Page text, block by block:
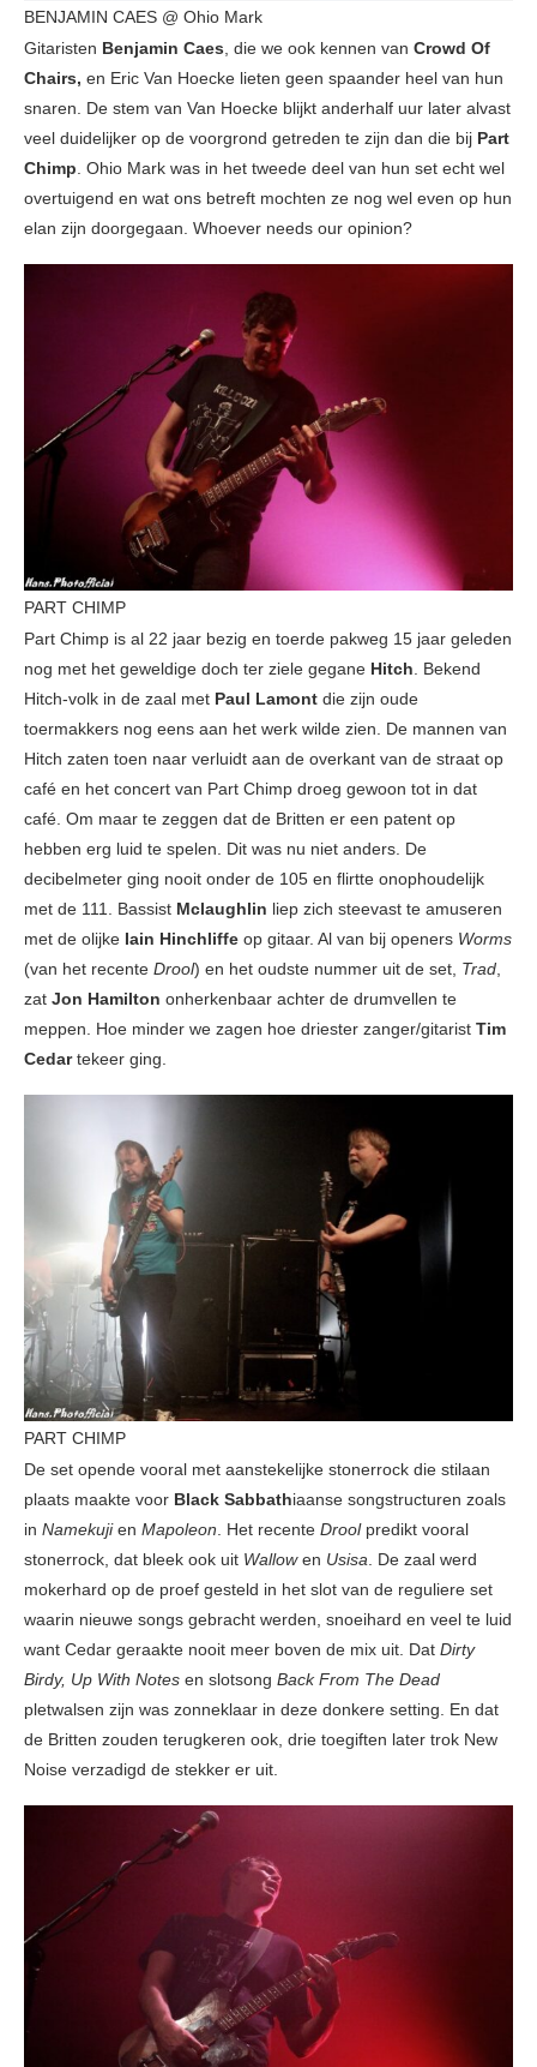
BENJAMIN CAES @ Ohio Mark
Gitaristen Benjamin Caes, die we ook kennen van Crowd Of
Chairs, en Eric Van Hoecke lieten geen spaander heel van hun
snaren. De stem van Van Hoecke blijkt anderhalf uur later alvast
veel duidelijker op de voorgrond getreden te zijn dan die bij Part
Chimp. Ohio Mark was in het tweede deel van hun set echt wel
overtuigend en wat ons betreft mochten ze nog wel even op hun
elan zijn doorgegaan. Whoever needs our opinion?
PART CHIMP
Part Chimp is al 22 jaar bezig en toerde pakweg 15 jaar geleden
nog met het geweldige doch ter ziele gegane Hitch. Bekend
Hitch-volk in de zaal met Paul Lamont die zijn oude
toermakkers nog eens aan het werk wilde zien. De mannen van
Hitch zaten toen naar verluidt aan de overkant van de straat op
café en het concert van Part Chimp droeg gewoon tot in dat
café. Om maar te zeggen dat de Britten er een patent op
hebben erg luid te spelen. Dit was nu niet anders. De
decibelmeter ging nooit onder de 105 en flirtte onophoudelijk
met de 111. Bassist Mclaughlin liep zich steevast te amuseren
met de olijke Iain Hinchliffe op gitaar. Al van bij openers Worms
(van het recente Drool) en het oudste nummer uit de set, Trad,
zat Jon Hamilton onherkenbaar achter de drumvellen te
meppen. Hoe minder we zagen hoe driester zanger/gitarist Tim
Cedartekeer ging.
PART CHIMP
De set opende vooral met aanstekelijke stonerrock die stilaan
plaats maakte voor Black Sabbathiaanse songstructuren zoals
in Namekujien Mapoleon. Het recente Droolpredikt vooral
stonerrock, dat bleek ook uit Wallowen Usisa. De zaal werd
mokerhard op de proef gesteld in het slot van de reguliere set
waarin nieuwe songs gebracht werden, snoeihard en veel te luid
want Cedar geraakte nooit meer boven de mix uit. Dat Dirty
Birdy, Up With Notes en slotsong Back From The Dead
pletwalsen zijn was zonneklaar in deze donkere setting. En dat
de Britten zouden terugkeren ook, drie toegiften later trok New
Noise verzadigd de stekker er uit.